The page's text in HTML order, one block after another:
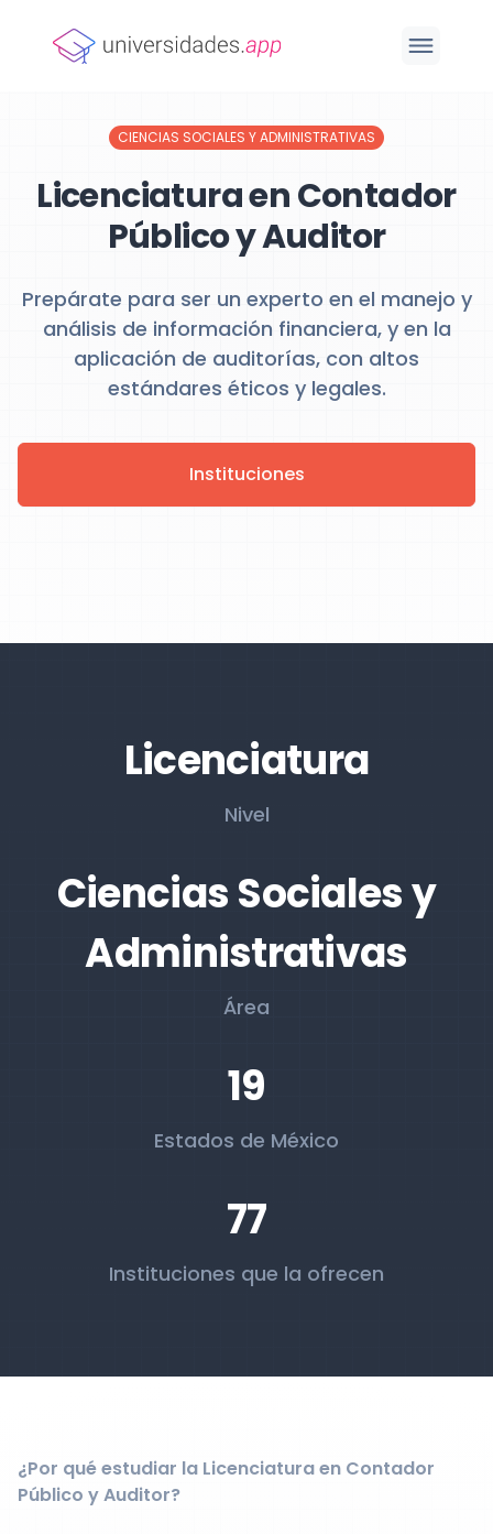
CIENCIAS SOCIALES Y ADMINISTRATIVAS
Licenciatura en Contador
Público y Auditor
Prepárate para ser un experto en el manejo y
análisis de información financiera, y en la
aplicación de auditorías, con altos
estándares éticos y legales.
Instituciones
Licenciatura
Nivel
Ciencias Sociales y
Administrativas
Área
19
Estados de México
77
Instituciones que la ofrecen
¿Por qué estudiar la Licenciatura en Contador
Público y Auditor?